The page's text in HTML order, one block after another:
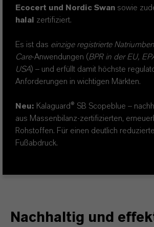
Ecocert und Nordic Swan sowie z
halal
zertifiziert.
Es ist das einzige registrierte
Care-Anwendungen (BPR in der EU,
USA) – und erfüllt damit höchste
Anforderungen in wichtigen Märkten.
Neu: Kalaguard® SB Scopeblue –
aus Massenbilanz-zertifizierten,
Rohstoffen. Für einen deutlich
Fußabdruck.
Nachhaltig und